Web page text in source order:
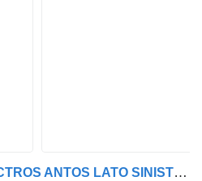
Porta Mercedes-Benz ACTROS ANTOS LATO SINISTRO NUDO MP4 EURO 6 per trattore stradale Mercedes-Benz